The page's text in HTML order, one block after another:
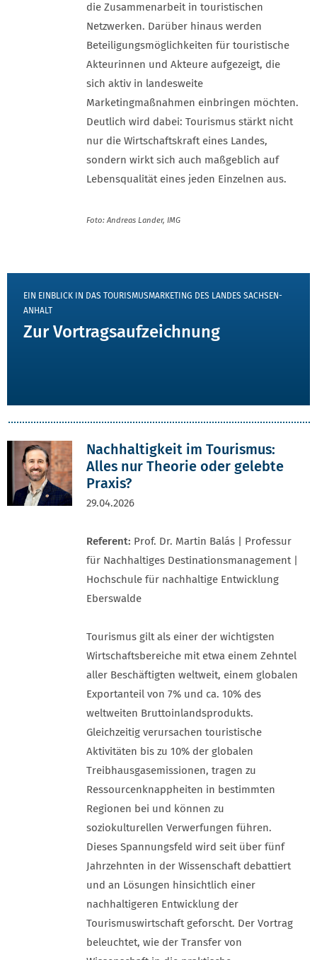
die Zusammenarbeit in touristischen
Netzwerken. Darüber hinaus werden
Beteiligungsmöglichkeiten für touristische
Akteurinnen und Akteure aufgezeigt, die
sich aktiv in landesweite
Marketingmaßnahmen einbringen möchten.
Deutlich wird dabei: Tourismus stärkt nicht
nur die Wirtschaftskraft eines Landes,
sondern wirkt sich auch maßgeblich auf
Lebensqualität eines jeden Einzelnen aus.
Foto: Andreas Lander, IMG
EIN EINBLICK IN DAS TOURISMUSMARKETING DES LANDES SACHSEN-
ANHALT
Zur Vortragsaufzeichnung
Nachhaltigkeit im Tourismus:
Alles nur Theorie oder gelebte
Praxis?
29.04.2026
Referent: Prof. Dr. Martin Balás | Professur
für Nachhaltiges Destinationsmanagement |
Hochschule für nachhaltige Entwicklung
Eberswalde
Tourismus gilt als einer der wichtigsten
Wirtschaftsbereiche mit etwa einem Zehntel
aller Beschäftigten weltweit, einem globalen
Exportanteil von 7% und ca. 10% des
weltweiten Bruttoinlandsprodukts.
Gleichzeitig verursachen touristische
Aktivitäten bis zu 10% der globalen
Treibhausgasemissionen, tragen zu
Ressourcenknappheiten in bestimmten
Regionen bei und können zu
soziokulturellen Verwerfungen führen.
Dieses Spannungsfeld wird seit über fünf
Jahrzehnten in der Wissenschaft debattiert
und an Lösungen hinsichtlich einer
nachhaltigeren Entwicklung der
Tourismuswirtschaft geforscht. Der Vortrag
beleuchtet, wie der Transfer von